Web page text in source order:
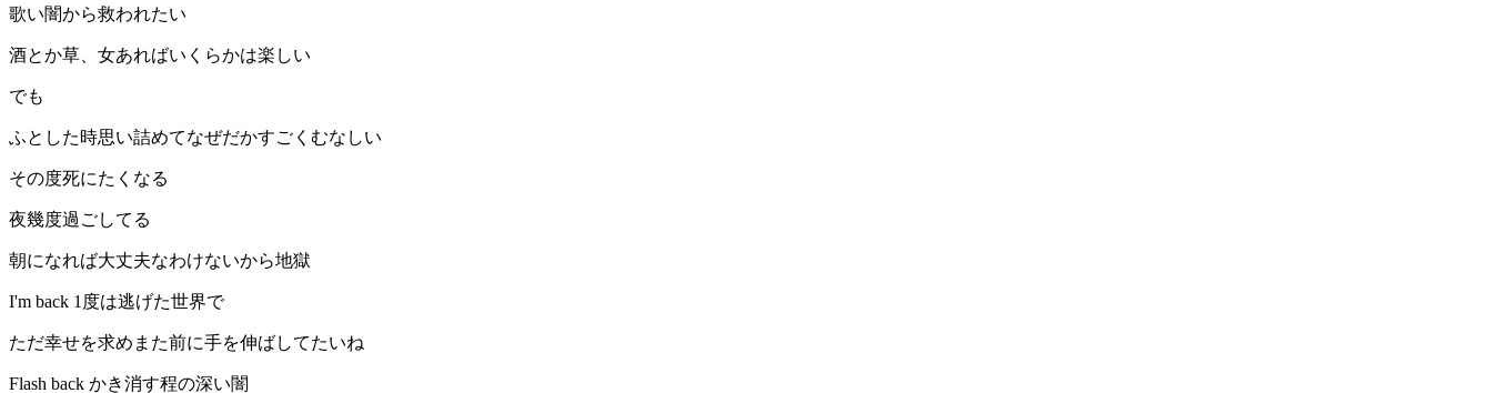
歌い闇から救われたい
酒とか草、女あればいくらかは楽しい
でも
ふとした時思い詰めてなぜだかすごくむなしい
その度死にたくなる
夜幾度過ごしてる
朝になれば大丈夫なわけないから地獄
I'm back 1度は逃げた世界で
ただ幸せを求めまた前に手を伸ばしてたいね
Flash back かき消す程の深い闇